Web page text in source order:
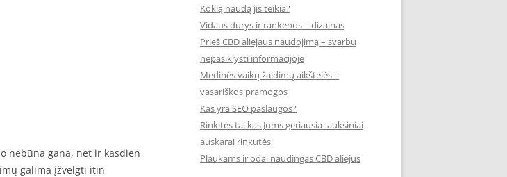
nebūna gana, net ir kasdien
galima įžvelgti itin
Kokią naudą jis teikia?
Vidaus durys ir rankenos – dizainas
Prieš CBD aliejaus naudojimą – svarbu
nepasiklysti informacijoje
Medinės vaikų žaidimų aikštelės –
vasariškos pramogos
Kas yra SEO paslaugos?
Rinkitės tai kas Jums geriausia- auksiniai
auskarai rinkutės
Plaukams ir odai naudingas CBD aliejus